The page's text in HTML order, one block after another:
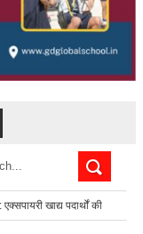
खाद्य पदार्थों की